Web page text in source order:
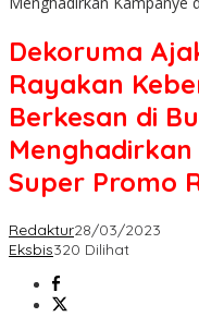
Dekoruma
Rayakan
Berkesan di
Super Promo
Redaktur28/03/2023
Eksbis320 Dilihat